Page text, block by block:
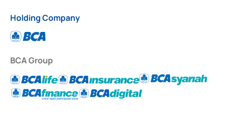
Holding Company
BCA Group